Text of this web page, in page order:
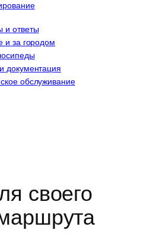
и ответы
и за городом
документация
обслуживание
своего